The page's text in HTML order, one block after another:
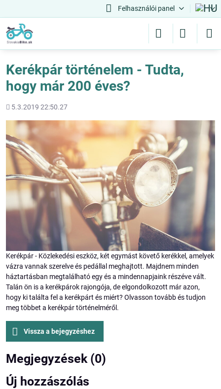
Felhasználói panel
Kerékpár történelem - Tudta,
hogy már 200 éves?
Hozááadott
5.3.2019 22:50.27
Kerékpár - Közlekedési eszköz, két egymást követő kerékkel, amelyek
vázra vannak szerelve és pedállal meghajtott. Majdnem minden
háztartásban megtalálható egy és a mindennapjaink részéve vált.
Talán ön is a kerékpárok rajongója, de elgondolkozott már azon,
hogy ki találta fel a kerékpárt és miért? Olvasson tovább és tudjon
meg többet a kerékpár történelméről.
Vissza a bejegyzéshez
Megjegyzések (0)
Új hozzászólás